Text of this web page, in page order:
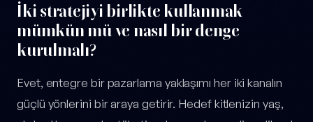
İki stratejiyi birlikte kullanmak
mümkün mü ve nasıl bir denge
kurulmalı?
Evet, entegre bir pazarlama yaklaşımı her iki kanalın
güçlü yönlerini bir araya getirir. Hedef kitlenizin yaş,